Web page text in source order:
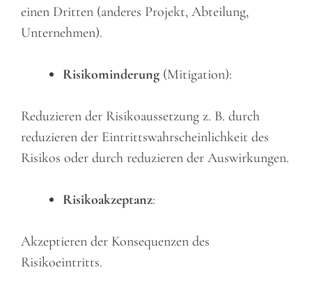
einen Dritten (anderes Projekt, Abteilung,
Unternehmen).
Risikominderung (Mitigation):
Reduzieren der Risikoaussetzung z. B. durch
reduzieren der Eintrittswahrscheinlichkeit des
Risikos oder durch reduzieren der Auswirkungen.
Risikoakzeptanz:
Akzeptieren der Konsequenzen des
Risikoeintritts.